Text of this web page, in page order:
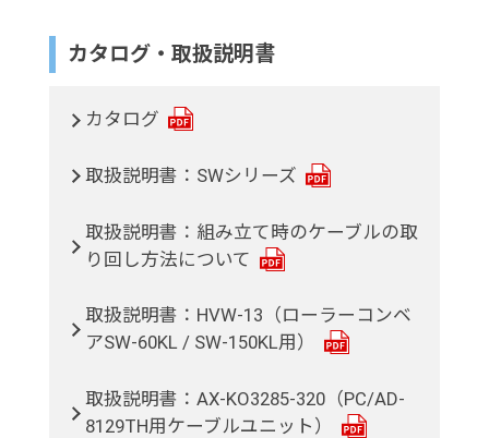
カタログ・取扱説明書
カタログ
取扱説明書：SWシリーズ
取扱説明書：組み立て時のケーブルの取
り回し方法について
取扱説明書：HVW-13（ローラーコンベ
アSW-60KL / SW-150KL用）
取扱説明書：AX-KO3285-320（PC/AD-
8129TH用ケーブルユニット）